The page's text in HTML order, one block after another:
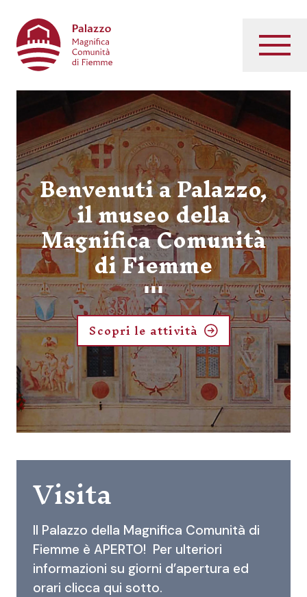
Palazzo Magnifica Comunità di Fiemme Menu
Benvenuti a Palazzo,
il museo della
Magnifica Comunità
di Fiemme
Scopri le attività
Visita
Il Palazzo della Magnifica Comunità di
Fiemme è APERTO! Per ulteriori
informazioni su giorni d’apertura ed
orari clicca qui sotto.